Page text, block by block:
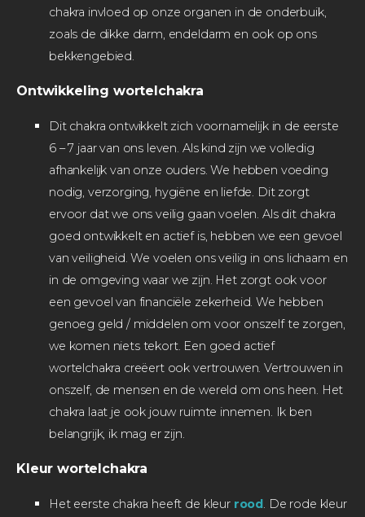
chakra invloed op onze organen in de onderbuik,
zoals de dikke darm, endeldarm en ook op ons
bekkengebied.
Ontwikkeling wortelchakra
Dit chakra ontwikkelt zich voornamelijk in de eerste
6 – 7 jaar van ons leven. Als kind zijn we volledig
afhankelijk van onze ouders. We hebben voeding
nodig, verzorging, hygiëne en liefde. Dit zorgt
ervoor dat we ons veilig gaan voelen. Als dit chakra
goed ontwikkelt en actief is, hebben we een gevoel
van veiligheid. We voelen ons veilig in ons lichaam en
in de omgeving waar we zijn. Het zorgt ook voor
een gevoel van financiële zekerheid. We hebben
genoeg geld / middelen om voor onszelf te zorgen,
we komen niets tekort. Een goed actief
wortelchakra creëert ook vertrouwen. Vertrouwen in
onszelf, de mensen en de wereld om ons heen. Het
chakra laat je ook jouw ruimte innemen. Ik ben
belangrijk, ik mag er zijn.
Kleur wortelchakra
Het eerste chakra heeft de kleur rood. De rode kleur